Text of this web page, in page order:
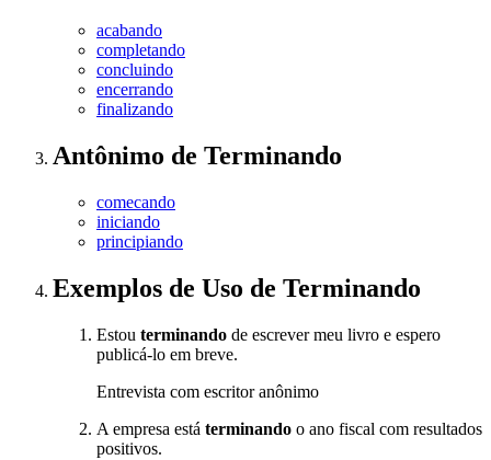
acabando
completando
concluindo
encerrando
finalizando
Antônimo de Terminando
comecando
iniciando
principiando
Exemplos de Uso de Terminando
Estou terminando de escrever meu livro e espero
publicá-lo em breve.
Entrevista com escritor anônimo
A empresa está terminando o ano fiscal com resultados
positivos.